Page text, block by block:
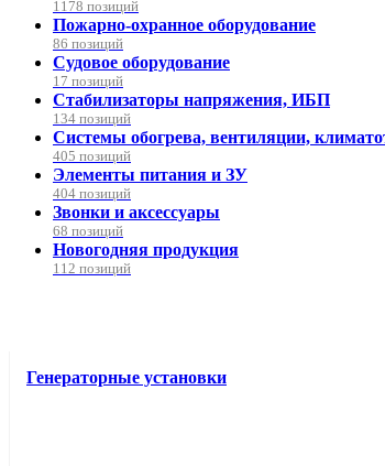
1178 позиций
Пожарно-охранное оборудование
86 позиций
Судовое оборудование
17 позиций
Стабилизаторы напряжения, ИБП
134 позиций
Системы обогрева, вентиляции,
405 позиций
Элементы питания и ЗУ
404 позиций
Звонки и аксессуары
68 позиций
Новогодняя продукция
112 позиций
Генераторные установки